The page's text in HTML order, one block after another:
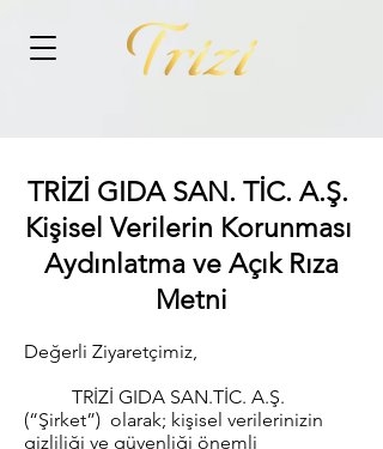
TRİZİ GIDA SAN. TİC. A.Ş.
Kişisel Verilerin Korunması
Aydınlatma ve Açık Rıza
Metni
Değerli Ziyaretçimiz,
TRİZİ GIDA SAN.TİC. A.Ş.
(“Şirket”) olarak; kişisel verilerinizin
gizliliği ve güvenliği önemli